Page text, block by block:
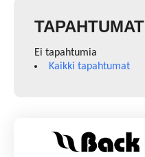
TAPAHTUMAT
Ei tapahtumia
Kaikki tapahtumat